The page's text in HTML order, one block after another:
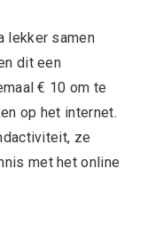
lekker samen
dit een
€ 10 om te
op het internet.
ze
met het online